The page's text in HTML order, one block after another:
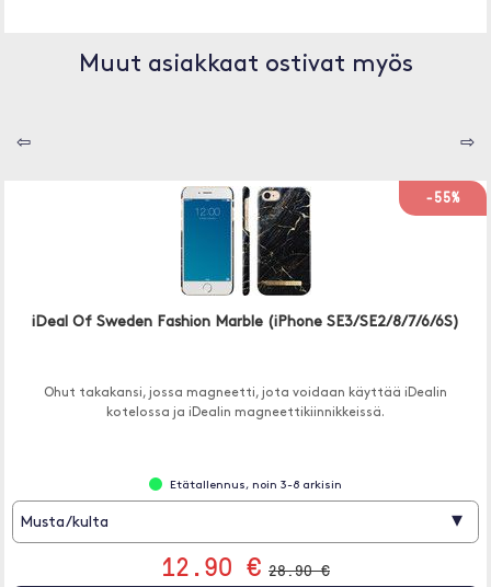
Muut asiakkaat ostivat myös
⇦ ⇨
-55%
iDeal Of Sweden Fashion Marble (iPhone SE3/SE2/8/7/6/6S)
Ohut takakansi, jossa magneetti, jota voidaan käyttää iDealin
kotelossa ja iDealin magneettikiinnikkeissä.
Etätallennus, noin 3-8 arkisin
Musta/kulta ▾
12.90 € 28.90 €